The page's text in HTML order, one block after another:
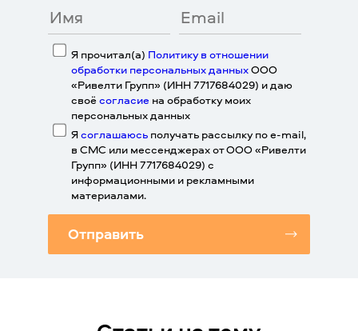
Я прочитал(а) Политику в отношении
обработки персональных данныхООО
«Ривелти Групп» (ИНН 7717684029) и даю
своёсогласие на обработку моих
персональных данных
Ясоглашаюсь получать рассылку по e-mail,
в СМС или мессенджерах от ООО «Ривелти
Групп» (ИНН 7717684029) с
информационными и рекламными
материалами.
Отправить